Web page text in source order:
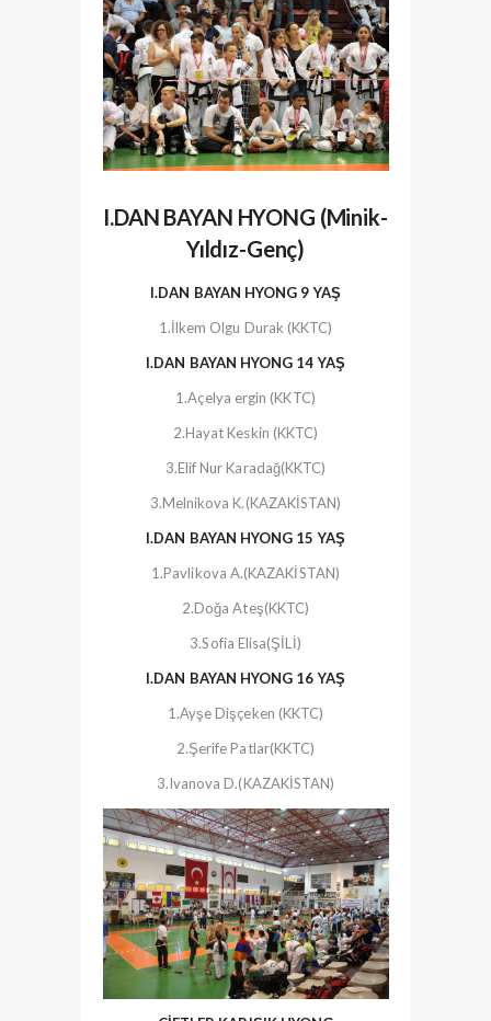
I.DAN BAYAN HYONG (Minik-
Yıldız-Genç)
I.DAN BAYAN HYONG 9 YAŞ
1.İlkem Olgu Durak (KKTC)
I.DAN BAYAN HYONG 14 YAŞ
1.Açelya ergin (KKTC)
2.Hayat Keskin (KKTC)
3.Elif Nur Karadağ(KKTC)
3.Melnikova K.(KAZAKİSTAN)
I.DAN BAYAN HYONG 15 YAŞ
1.Pavlikova A.(KAZAKİSTAN)
2.Doğa Ateş(KKTC)
3.Sofia Elisa(ŞİLİ)
I.DAN BAYAN HYONG 16 YAŞ
1.Ayşe Dişçeken (KKTC)
2.Şerife Patlar(KKTC)
3.Ivanova D.(KAZAKİSTAN)